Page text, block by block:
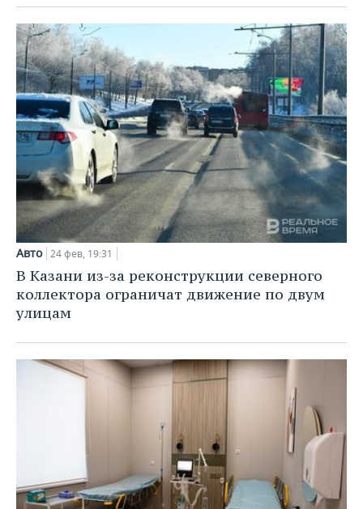
Авто 24 фев, 19:31
В Казани из-за реконструкции северного
коллектора ограничат движение по двум
улицам